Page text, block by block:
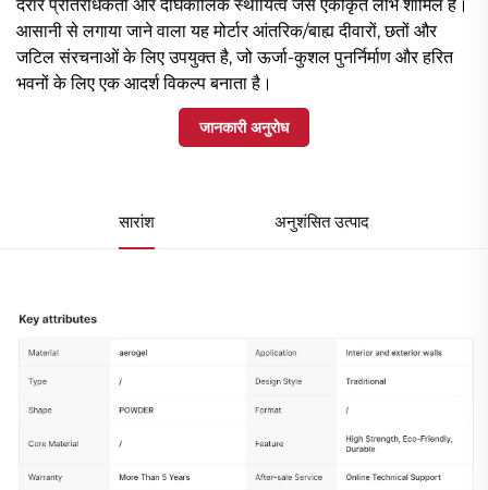
दरार प्रतिरोधकता और दीर्घकालिक स्थायित्व जैसे एकीकृत लाभ शामिल हैं।
आसानी से लगाया जाने वाला यह मोर्टार आंतरिक/बाह्य दीवारों, छतों और
जटिल संरचनाओं के लिए उपयुक्त है, जो ऊर्जा-कुशल पुनर्निर्माण और हरित
भवनों के लिए एक आदर्श विकल्प बनाता है।
जानकारी अनुरोध
सारांश अनुशंसित उत्पाद